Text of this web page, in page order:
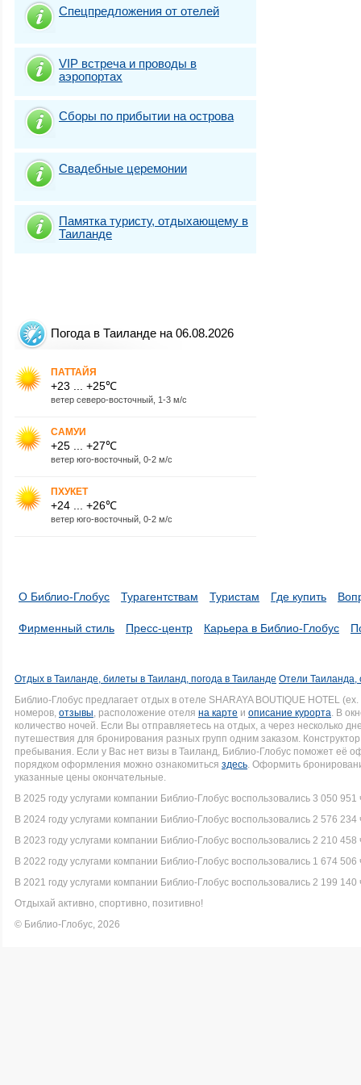
Спецпредложения от отелей
VIP встреча и проводы в
аэропортах
Сборы по прибытии на острова
Свадебные церемонии
Памятка туристу, отдыхающему в
Таиланде
Погода в Таиланде на 06.08.2026
ПАТТАЙЯ
+23 ... +25℃
ветер северо-восточный, 1-3 м/с
САМУИ
+25 ... +27℃
ветер юго-восточный, 0-2 м/с
ПХУКЕТ
+24 ... +26℃
ветер юго-восточный, 0-2 м/с
О Библио-Глобус Турагентствам Туристам Где купить
Фирменный стиль Пресс-центр Карьера в Библио-Глобус
Отдых в Таиланде, билеты в Таиланд, погода в Таиланде Отели Таиланда,
Библио-Глобус предлагает отдых в отеле SHARAYA BOUTIQUE HOTEL
номеров, отзывы, расположение отеля на карте и описание курорта. В
количество ночей. Если Вы отправляетесь на отдых, а через несколько
путешествия для бронирования разных групп одним заказом.
пребывания. Если у Вас нет визы в Таиланд, Библио-Глобус поможет её
порядком оформления можно ознакомиться здесь. Оформить
указанные цены окончательные.
В 2025 году услугами компании Библио-Глобус воспользовались 3 050 951
В 2024 году услугами компании Библио-Глобус воспользовались 2 576 234
В 2023 году услугами компании Библио-Глобус воспользовались 2 210 458
В 2022 году услугами компании Библио-Глобус воспользовались 1 674 506
В 2021 году услугами компании Библио-Глобус воспользовались 2 199 140
Отдыхай активно, спортивно, позитивно!
© Библио-Глобус, 2026